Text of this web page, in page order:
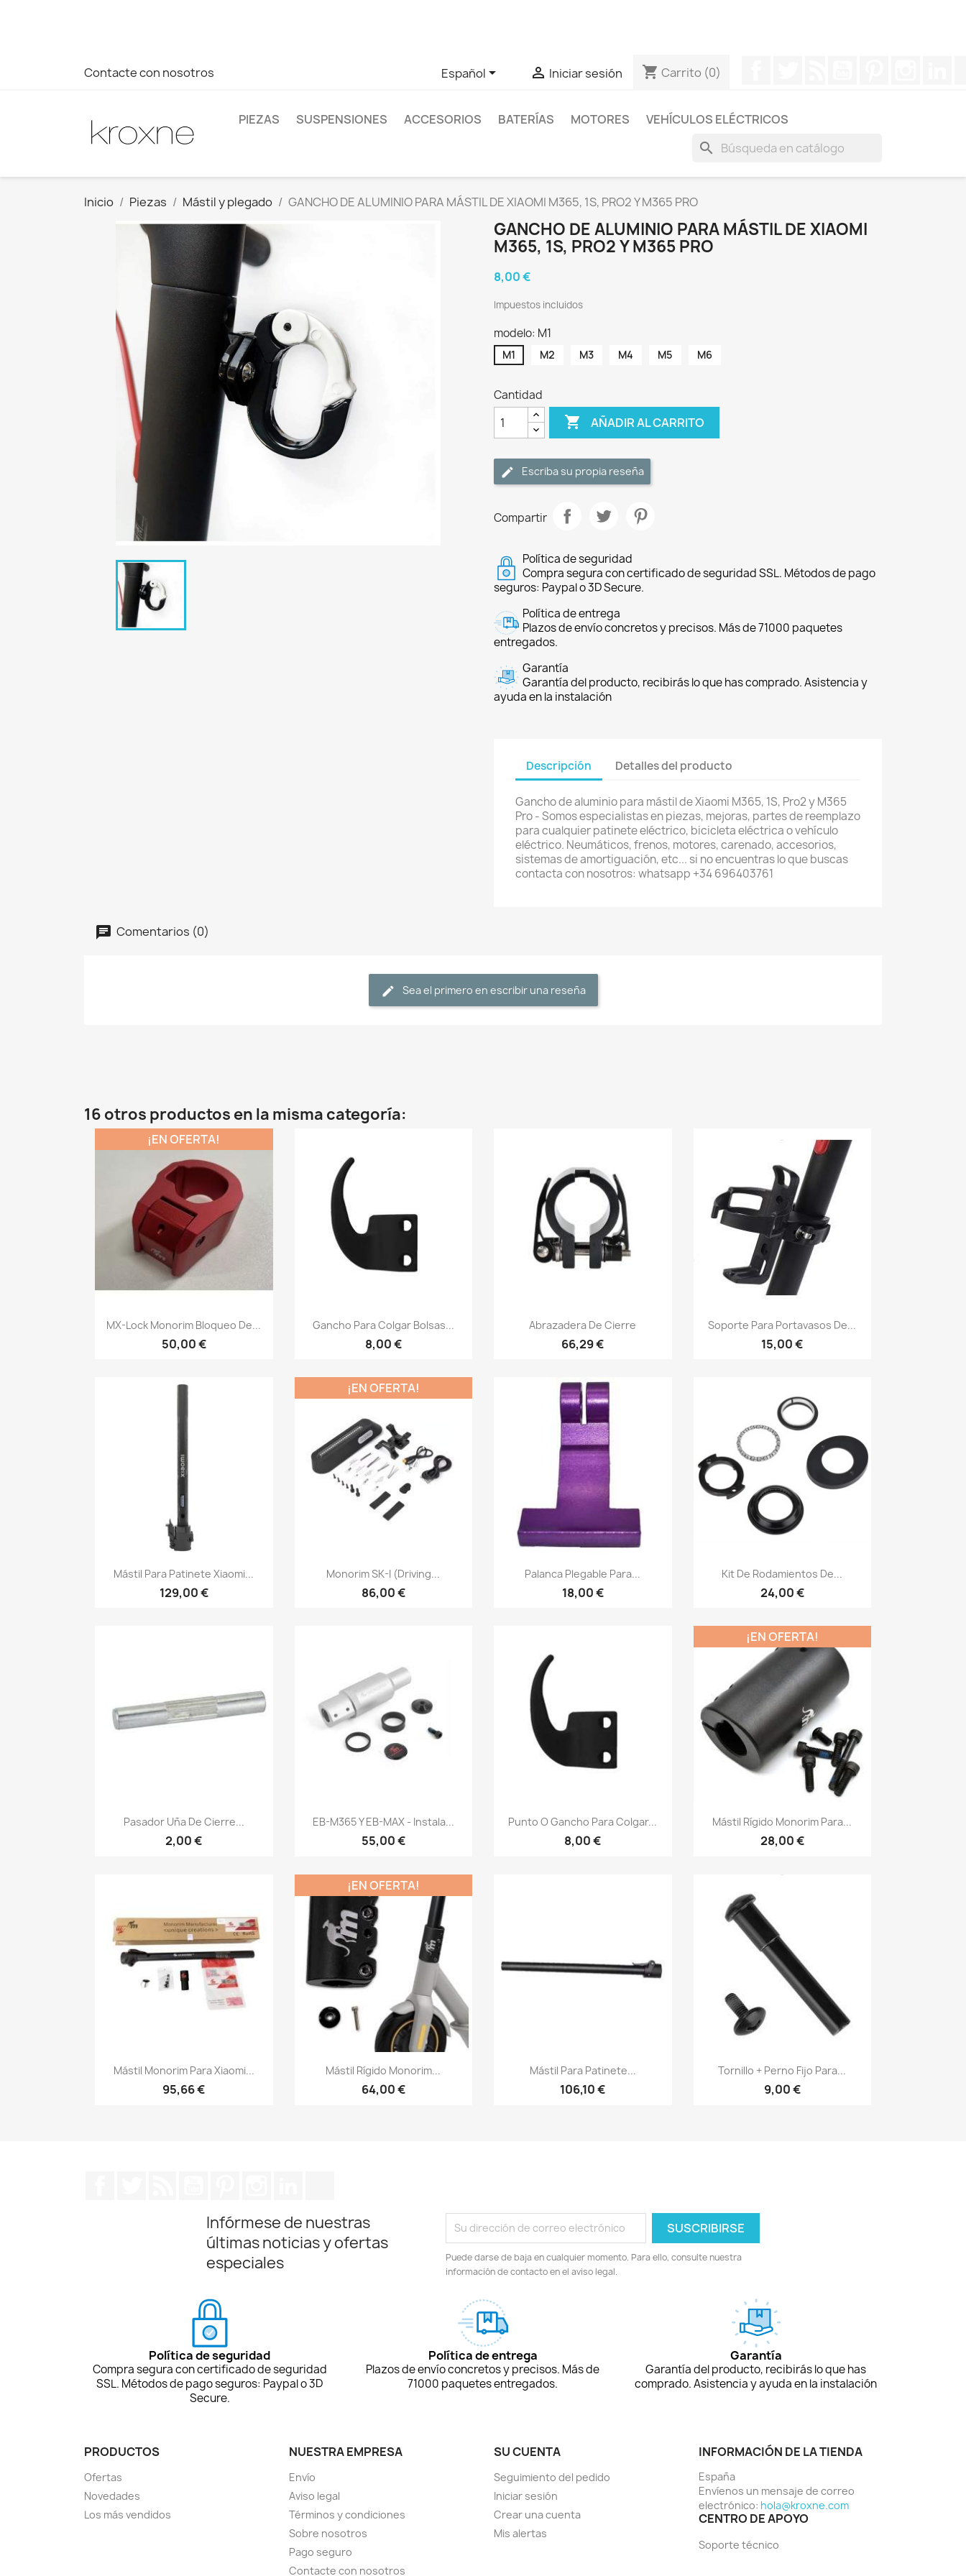
Contacte con nosotros Español  Iniciar sesión shopping_cart Carrito (0)
PIEZAS SUSPENSIONES ACCESORIOS BATERÍAS MOTORES VEHÍCULOS ELÉCTRICOS
search
Inicio Piezas Mástil y plegado GANCHO DE ALUMINIO PARA MÁSTIL DE XIAOMI M365, 1S, PRO2 Y M365 PRO
GANCHO DE ALUMINIO PARA MÁSTIL DE XIAOMI
M365, 1S, PRO2 Y M365 PRO
8,00 €
Impuestos incluidos
modelo: M1
M1 M2 M3 M4 M5 M6
Cantidad
 AÑADIR AL CARRITO
Escriba su propia reseña
Compartir
Política de seguridad
Compra segura con certificado de seguridad SSL. Métodos de pago
seguros: Paypal o 3D Secure.
Política de entrega
Plazos de envío concretos y precisos. Más de 71000 paquetes
entregados.
Garantía
Garantía del producto, recibirás lo que has comprado. Asistencia y
ayuda en la instalación
Descripción Detalles del producto
Gancho de aluminio para mástil de Xiaomi M365, 1S, Pro2 y M365
Pro - Somos especialistas en piezas, mejoras, partes de reemplazo
para cualquier patinete eléctrico, bicicleta eléctrica o vehículo
eléctrico. Neumáticos, frenos, motores, carenado, accesorios,
sistemas de amortiguación, etc... si no encuentras lo que buscas
contacta con nosotros: whatsapp +34 696403761
Comentarios (0)
Sea el primero en escribir una reseña
16 otros productos en la misma categoría:
Vista rápida
MX-Lock Monorim Bloqueo De...
50,00 €
¡EN OFERTA!
Vista rápida
Gancho Para Colgar Bolsas...
8,00 €
Vista rápida
Abrazadera De Cierre
66,29 €
Vista rápida
Soporte Para Portavasos De...
15,00 €
Vista rápida
Mástil Para Patinete Xiaomi...
129,00 €
Vista rápida
Monorim SK-I (driving...
86,00 €
¡EN OFERTA!
Vista rápida
Palanca Plegable Para...
18,00 €
Vista rápida
Kit De Rodamientos De...
24,00 €
Vista rápida
Pasador Uña De Cierre...
2,00 €
Vista rápida
EB-M365 Y EB-MAX - Instala...
55,00 €
Vista rápida
Punto O Gancho Para Colgar...
8,00 €
Vista rápida
Mástil Rígido Monorim Para...
28,00 €
¡EN OFERTA!
Vista rápida
Mástil Monorim Para Xiaomi...
95,66 €
Vista rápida
Mástil Rígido Monorim...
64,00 €
¡EN OFERTA!
Vista rápida
Mástil Para Patinete...
106,10 €
Vista rápida
Tornillo + Perno Fijo Para...
9,00 €
Infórmese de nuestras
últimas noticias y ofertas
especiales
Puede darse de baja en cualquier momento. Para ello, consulte nuestra
información de contacto en el aviso legal.
Política de seguridad
Compra segura con certificado de seguridad
SSL. Métodos de pago seguros: Paypal o 3D
Secure.
Política de entrega
Plazos de envío concretos y precisos. Más de
71000 paquetes entregados.
Garantía
Garantía del producto, recibirás lo que has
comprado. Asistencia y ayuda en la instalación
PRODUCTOS
Ofertas
Novedades
Los más vendidos
NUESTRA EMPRESA
Envío
Aviso legal
Términos y condiciones
Sobre nosotros
Pago seguro
Contacte con nosotros
SU CUENTA
Seguimiento del pedido
Iniciar sesión
Crear una cuenta
Mis alertas
INFORMACIÓN DE LA TIENDA
España
Envíenos un mensaje de correo
electrónico: hola@kroxne.com
CENTRO DE APOYO
Soporte técnico